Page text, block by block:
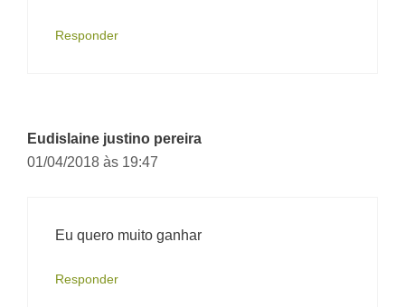
Responder
Eudislaine justino pereira
01/04/2018 às 19:47
Eu quero muito ganhar
Responder